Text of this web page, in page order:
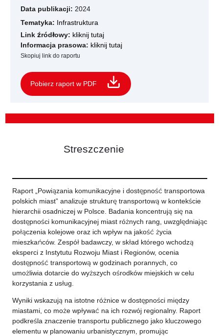
Data publikacji: 2024
Tematyka: Infrastruktura
Link źródłowy: kliknij tutaj
Informacja prasowa: kliknij tutaj
Skopiuj link do raportu
Pobierz raport w PDF
Streszczenie
Raport „Powiązania komunikacyjne i dostępność transportowa
polskich miast” analizuje strukturę transportową w kontekście
hierarchii osadniczej w Polsce. Badania koncentrują się na
dostępności komunikacyjnej miast różnych rang, uwzględniając
połączenia kolejowe oraz ich wpływ na jakość życia
mieszkańców. Zespół badawczy, w skład którego wchodzą
eksperci z Instytutu Rozwoju Miast i Regionów, ocenia
dostępność transportową w godzinach porannych, co
umożliwia dotarcie do wyższych ośrodków miejskich w celu
korzystania z usług.
Wyniki wskazują na istotne różnice w dostępności między
miastami, co może wpływać na ich rozwój regionalny. Raport
podkreśla znaczenie transportu publicznego jako kluczowego
elementu w planowaniu urbanistycznym, promując